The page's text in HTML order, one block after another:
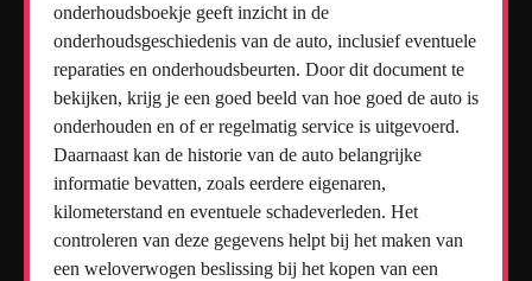
onderhoudsboekje geeft inzicht in de
onderhoudsgeschiedenis van de auto, inclusief eventuele
reparaties en onderhoudsbeurten. Door dit document te
bekijken, krijg je een goed beeld van hoe goed de auto is
onderhouden en of er regelmatig service is uitgevoerd.
Daarnaast kan de historie van de auto belangrijke
informatie bevatten, zoals eerdere eigenaren,
kilometerstand en eventuele schadeverleden. Het
controleren van deze gegevens helpt bij het maken van
een weloverwogen beslissing bij het kopen van een